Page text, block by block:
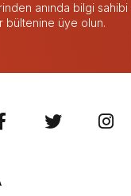
anında bilgi sahibi
bültenine üye olun.